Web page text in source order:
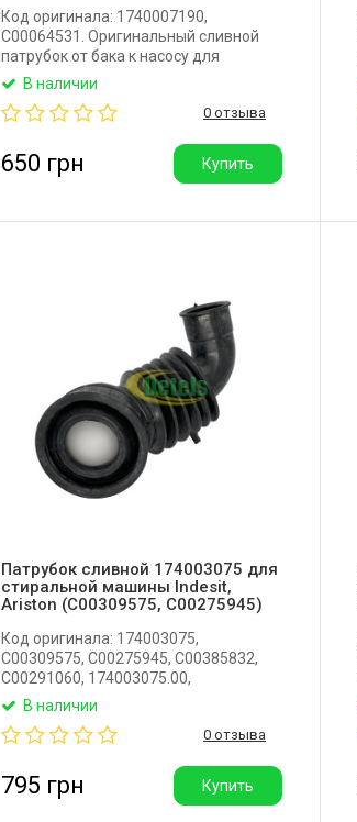
Код оригинала: 1740007190,
C00064531. Оригинальный сливной
патрубок от бака к насосу для
стиральной машины Indesit, Ariston.
Производитель: Италия.
В наличии
0 отзыва
650 грн Купить
Патрубок сливной 174003075 для
стиральной машины Indesit,
Ariston (C00309575, C00275945)
Код оригинала: 174003075,
C00309575, C00275945, C00385832,
C00291060, 174003075.00,
17400307500, 07.001904,
174003535.03, 17400353503,
006001030, W11181352.
бака к насосу для стиральной машины
Indesit, Ariston. Производитель:
В наличии
0 отзыва
795 грн Купить